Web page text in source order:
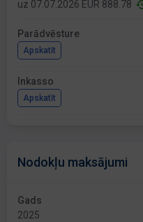
uz 07.07.2026 EUR 888.78
Parādvēsture
Apskatīt
Inkasso
Apskatīt
Nodokļu maksājumi
Gads
2025